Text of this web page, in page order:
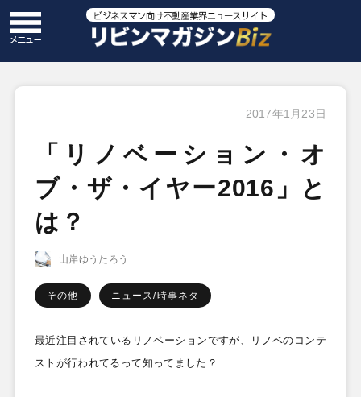
2017年1月23日
「リノベーション・オ
ブ・ザ・イヤー2016」と
は？
山岸ゆうたろう
その他 ニュース/時事ネタ
最近注目されているリノベーションですが、リノベのコンテ
ストが行われてるって知ってました？